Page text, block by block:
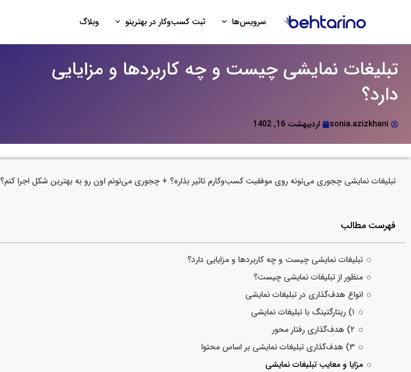
سرویس‌ها ثبت کسب‌وکار در بهترینو وبلاگ
تبلیغات نمایشی چیست و چه کاربردها و مزایایی
دارد؟
sonia.azizkhani اردیبهشت 16, 1402
تبلیغات نمایشی چجوری می‌تونه روی موفقیت کسب‌وکارم تاثیر بذاره؟ + چجوری می‌تونم اون رو به بهترین شکل اجرا کنم؟
فهرست مطالب
تبلیغات نمایشی چیست و چه کاربردها و مزایایی دارد؟
منظور از تبلیغات نمایشی چیست؟
انواع هدف‌گذاری در تبلیغات نمایشی
۱) ریتارگتینگ با تبلیغات نمایشی
۲) هدف‌گذاری رفتار محور
۳) هدف‌گذاری تبلیغات نمایشی بر اساس محتوا
مزایا و معایب تبلیغات نمایشی